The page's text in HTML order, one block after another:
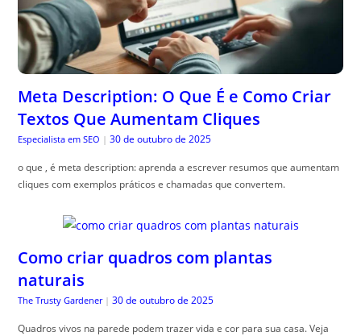
Meta Description: O Que É e Como Criar
Textos Que Aumentam Cliques
Especialista em SEO | 30 de outubro de 2025
o que , é meta description: aprenda a escrever resumos que aumentam
cliques com exemplos práticos e chamadas que convertem.
Como criar quadros com plantas
naturais
The Trusty Gardener | 30 de outubro de 2025
Quadros vivos na parede podem trazer vida e cor para sua casa. Veja